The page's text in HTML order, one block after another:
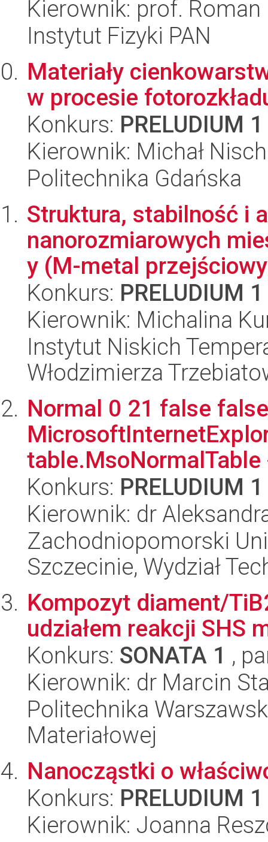
Kierownik: prof. Roman
Instytut Fizyki PAN
Materiały
w procesie
Konkurs: PRELUDIUM 1
Kierownik: Michał
Politechnika Gdańska
Struktura, stabilność i
nanorozmiarowych
y (M-metal
Konkurs: PRELUDIUM 1
Kierownik: Michalina
Instytut Niskich
Włodzimierza
Normal 0 21 false
Konkurs: PRELUDIUM 1
Kierownik: dr
Zachodniopomorski
Szczecinie, Wydział
Kompozyt diament/
udziałem reakcji SHS
Konkurs: SONATA 1 ,
Kierownik: dr Marcin
Politechnika
Materiałowej
Nanocząstki o
Konkurs: PRELUDIUM 1
Kierownik: Joanna